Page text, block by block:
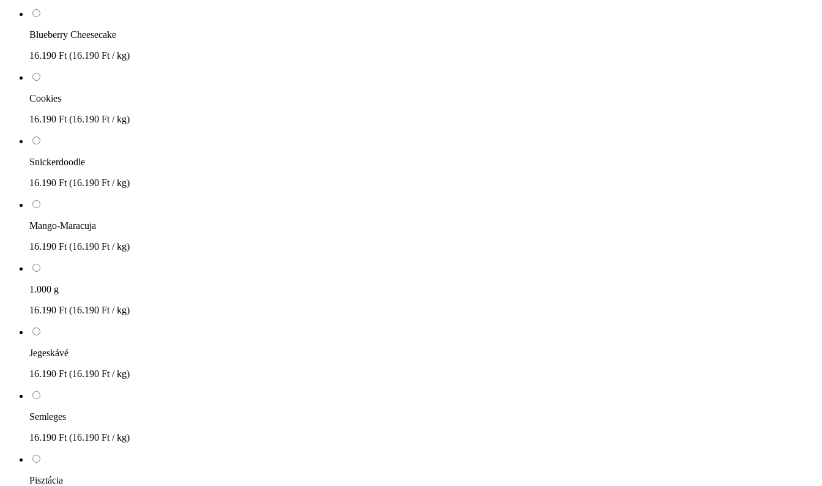
Blueberry Cheesecake
16.190 Ft (16.190 Ft / kg)
Cookies
16.190 Ft (16.190 Ft / kg)
Snickerdoodle
16.190 Ft (16.190 Ft / kg)
Mango-Maracuja
16.190 Ft (16.190 Ft / kg)
1.000 g
16.190 Ft (16.190 Ft / kg)
Jegeskávé
16.190 Ft (16.190 Ft / kg)
Semleges
16.190 Ft (16.190 Ft / kg)
Pisztácia